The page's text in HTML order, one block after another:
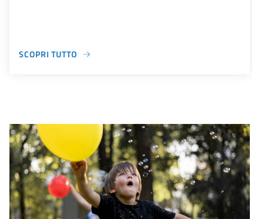
SCOPRI TUTTO